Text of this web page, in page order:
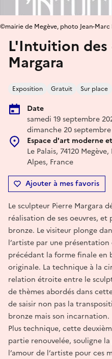
L'Intuition des
Margara
Exposition Gratuit Sur place
Date
samedi 19 septembre
dimanche 20 septembre
Espace d'art moderne
Le Palais, 74120
Alpes, France
Ajouter à mes favoris
©mairie de Megève, photo Jean-Marc
Le sculpteur Pierre Margara
réalisation de ses oeuvres,
bronze. Le visiteur plonge
l’artiste par une
précédant la forme finale en
originale. La technique à la
relation étroite entre le
de thèmes abordés dans
de saisir non pas la
bronze mais son incarnation.
Plus technique, cette
partie renouvelée, souligne
l’amour de l’artiste pour ces